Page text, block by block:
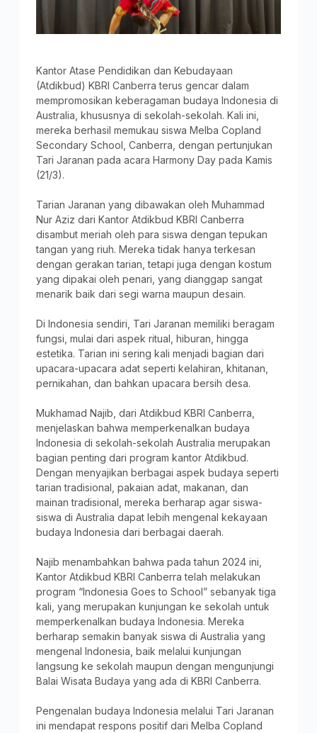
Kantor Atase Pendidikan dan Kebudayaan
(Atdikbud) KBRI Canberra terus gencar dalam
mempromosikan keberagaman budaya Indonesia di
Australia, khususnya di sekolah-sekolah. Kali ini,
mereka berhasil memukau siswa Melba Copland
Secondary School, Canberra, dengan pertunjukan
Tari Jaranan pada acara Harmony Day pada Kamis
(21/3).
Tarian Jaranan yang dibawakan oleh Muhammad
Nur Aziz dari Kantor Atdikbud KBRI Canberra
disambut meriah oleh para siswa dengan tepukan
tangan yang riuh. Mereka tidak hanya terkesan
dengan gerakan tarian, tetapi juga dengan kostum
yang dipakai oleh penari, yang dianggap sangat
menarik baik dari segi warna maupun desain.
Di Indonesia sendiri, Tari Jaranan memiliki beragam
fungsi, mulai dari aspek ritual, hiburan, hingga
estetika. Tarian ini sering kali menjadi bagian dari
upacara-upacara adat seperti kelahiran, khitanan,
pernikahan, dan bahkan upacara bersih desa.
Mukhamad Najib, dari Atdikbud KBRI Canberra,
menjelaskan bahwa memperkenalkan budaya
Indonesia di sekolah-sekolah Australia merupakan
bagian penting dari program kantor Atdikbud.
Dengan menyajikan berbagai aspek budaya seperti
tarian tradisional, pakaian adat, makanan, dan
mainan tradisional, mereka berharap agar siswa-
siswa di Australia dapat lebih mengenal kekayaan
budaya Indonesia dari berbagai daerah.
Najib menambahkan bahwa pada tahun 2024 ini,
Kantor Atdikbud KBRI Canberra telah melakukan
program “Indonesia Goes to School” sebanyak tiga
kali, yang merupakan kunjungan ke sekolah untuk
memperkenalkan budaya Indonesia. Mereka
berharap semakin banyak siswa di Australia yang
mengenal Indonesia, baik melalui kunjungan
langsung ke sekolah maupun dengan mengunjungi
Balai Wisata Budaya yang ada di KBRI Canberra.
Pengenalan budaya Indonesia melalui Tari Jaranan
ini mendapat respons positif dari Melba Copland